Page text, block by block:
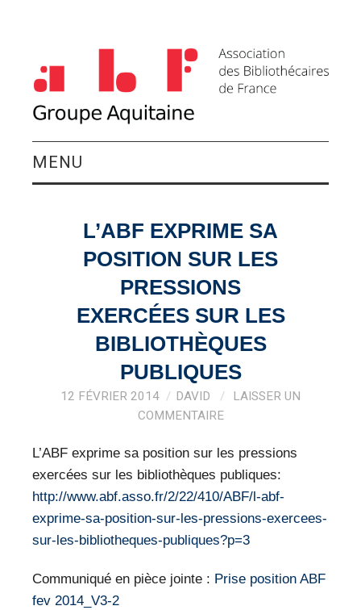
MENU
ACTIVITÉS DU
AGENDA
VEILLE PRO
RESSOURCES
OFFRES D’EMPLOIS
L’ABF EXPRIME SA
POSITION SUR LES
PRESSIONS
EXERCÉES SUR LES
BIBLIOTHÈQUES
PUBLIQUES
12 FÉVRIER 2014 DAVID
LAISSER UN
COMMENTAIRE
L’ABF exprime sa position sur les pressions
exercées sur les bibliothèques publiques:
http://www.abf.asso.fr/2/22/410/ABF/l-abf-
exprime-sa-position-sur-les-pressions-exercees-
sur-les-bibliotheques-publiques?p=3
Communiqué en pièce jointe : Prise position ABF
fev 2014_V3-2